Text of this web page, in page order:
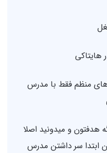
منظم فقط با مدرس
هدفتون و میدونید اصلا
ابتدا سر داشتن مدرس